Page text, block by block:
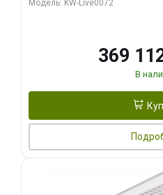
Модель: KW-Live0072
369
В